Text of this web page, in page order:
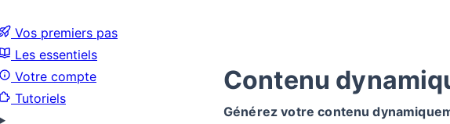
Vos premiers pas
Les essentiels
Votre compte
Tutoriels
Contenu
Générez votre contenu